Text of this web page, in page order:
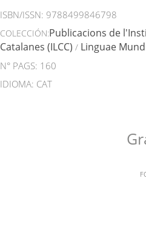
ISBN/ISSN: 9788499846798
COLECCIÓN:Publicacions de
Catalanes (ILCC) / Linguae
N° PAGS: 160
IDIOMA: CAT